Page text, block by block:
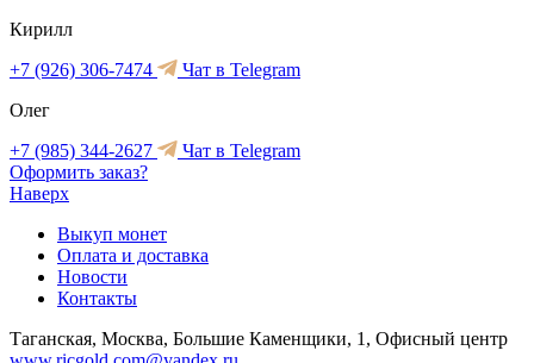
Кирилл
+7 (926) 306-7474
Чат в Telegram
Олег
+7 (985) 344-2627
Чат в Telegram
Оформить заказ?
Наверх
Выкуп монет
Оплата и доставка
Новости
Контакты
Таганская, Москва, Большие Каменщики, 1, Офисный центр